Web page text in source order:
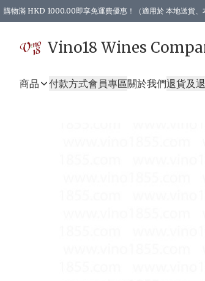
購物滿 HKD 1000.00即享免運費優惠！（適用於 本地送貨、
Vino18 Wines
商品 付款方式會員專區關於我們退貨及